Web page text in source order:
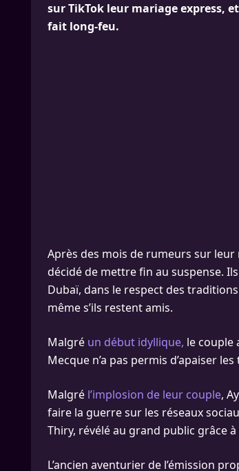
sur TikTok leur mariage express,
fait long-feu.
Après des mois de rumeurs sur
décidé de mettre fin au suspense.
Dubaï, dans le respect des
même s’ils restent amis.
Malgré un début idyllique, le couple
Mecque n’a pas permis d’apaiser
Malgré l’implosion de leur couple,
faire la guerre sur les réseaux
Thiry, révélé au grand public grâce
L’ancien aventurier de l’émission